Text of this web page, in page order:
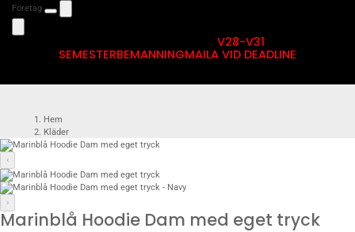
Företag
SEMESTERBEMANNING
V28-V31
MAILA VID DEADLINE
Hem
Kläder
Hoodies med eget tryck
Marinblå Hoodie Dam med eget tryck
‹
›
Marinblå Hoodie Dam med eget tryck